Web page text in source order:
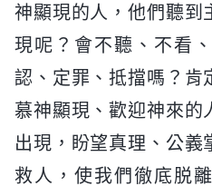
神顯現的人，他們聽到
現呢？會不聽、不看
認、定罪、抵擋嗎？肯
慕神顯現、歡迎神來的
出現，盼望真理、公義
救人，使我們徹底脱